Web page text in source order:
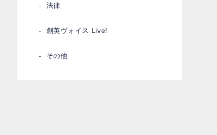
法律
創英ヴォイス Live!
その他